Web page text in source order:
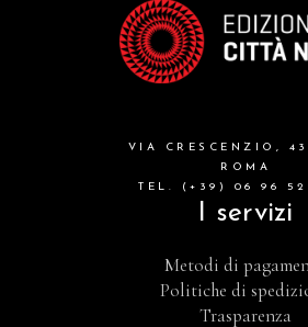
VIA CRESCENZIO, 43
ROMA
TEL. (+39) 06 96
I servizi
Metodi di
Politiche di
Trasparenza